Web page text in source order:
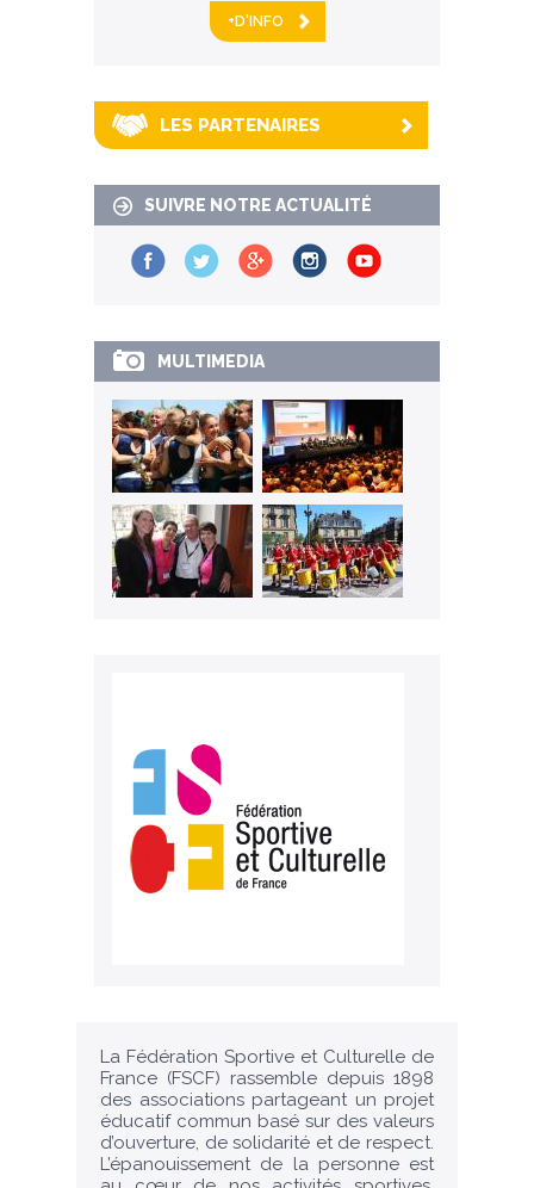
+D'INFO
LES PARTENAIRES
SUIVRE NOTRE ACTUALITÉ
MULTIMEDIA
La Fédération Sportive et Culturelle de
France (FSCF) rassemble depuis 1898
des associations partageant un projet
éducatif commun basé sur des valeurs
d’ouverture, de solidarité et de respect.
L’épanouissement de la personne est